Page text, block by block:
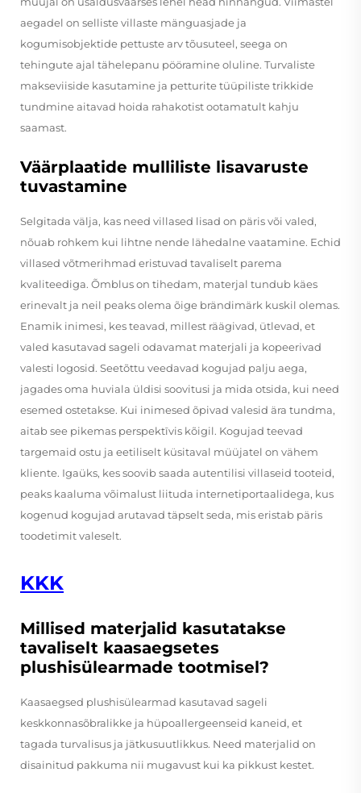
aegadel on selliste villaste mänguasjade ja
kogumisobjektide pettuste arv tõusuteel, seega on
tehingute ajal tähelepanu pööramine oluline. Turvaliste
makseviiside kasutamine ja petturite tüüpiliste trikkide
tundmine aitavad hoida rahakotist ootamatult kahju
saamast.
Väärplaatide mulliliste lisavaruste
tuvastamine
Selgitada välja, kas need villased lisad on päris või valed,
nõuab rohkem kui lihtne nende lähedalne vaatamine. Echid
villased võtmerihmad eristuvad tavaliselt parema
kvaliteediga. Õmblus on tihedam, materjal tundub käes
erinevalt ja neil peaks olema õige brändimärk kuskil olemas.
Enamik inimesi, kes teavad, millest räägivad, ütlevad, et
valed kasutavad sageli odavamat materjali ja kopeerivad
valesti logosid. Seetõttu veedavad kogujad palju aega,
jagades oma huviala üldisi soovitusi ja mida otsida, kui need
esemed ostetakse. Kui inimesed õpivad valesid ära tundma,
aitab see pikemas perspektīvis kõigil. Kogujad teevad
targemaid ostu ja eetiliselt küsitaval müüjatel on vähem
kliente. Igaüks, kes soovib saada autentilisi villaseid tooteid,
peaks kaaluma võimalust liituda internetiportaalidega, kus
kogenud kogujad arutavad täpselt seda, mis eristab päris
toodetimit valeselt.
KKK
Millised materjalid kasutatakse
tavaliselt kaasaegsetes
plushisülearmade tootmisel?
Kaasaegsed plushisülearmad kasutavad sageli
keskkonnasõbralikke ja hüpoallergeenseid kaneid, et
tagada turvalisus ja jätkusuutlikkus. Need materjalid on
disainitud pakkuma nii mugavust kui ka pikkust kestet.